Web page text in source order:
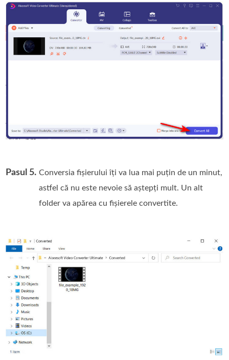
Pasul 5. Conversia fișierului îți va lua mai puțin de un minut,
astfel că nu este nevoie să aștepți mult. Un alt
folder va apărea cu fișierele convertite.